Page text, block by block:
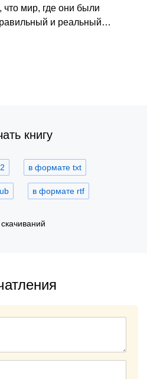
что мир, где они были
и реальный…
книгу
в формате txt
в формате rtf